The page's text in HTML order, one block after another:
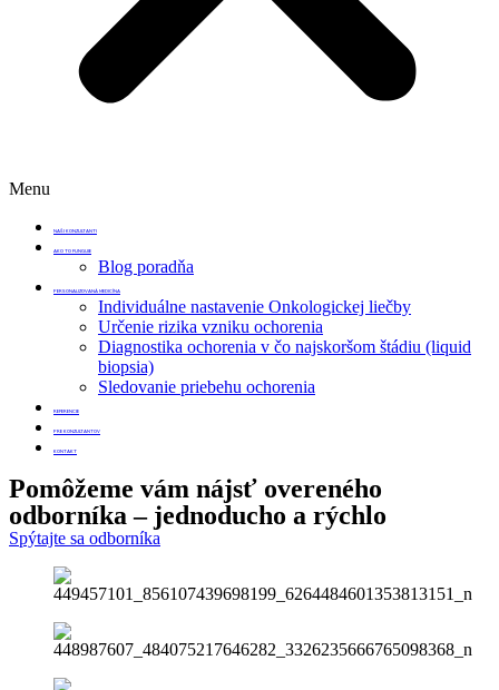
Menu
NAŠI KONZULTANTI
AKO TO FUNGUJE
Blog poradňa
PERSONALIZOVANÁ MEDICÍNA
Individuálne nastavenie Onkologickej liečby
Určenie rizika vzniku ochorenia
Diagnostika ochorenia v čo najskoršom štádiu (liquid
biopsia)
Sledovanie priebehu ochorenia
REFERENCIE
PRE KONZULTANTOV
KONTAKT
Pomôžeme vám nájsť overeného
odborníka– jednoducho a rýchlo
Spýtajte sa odborníka